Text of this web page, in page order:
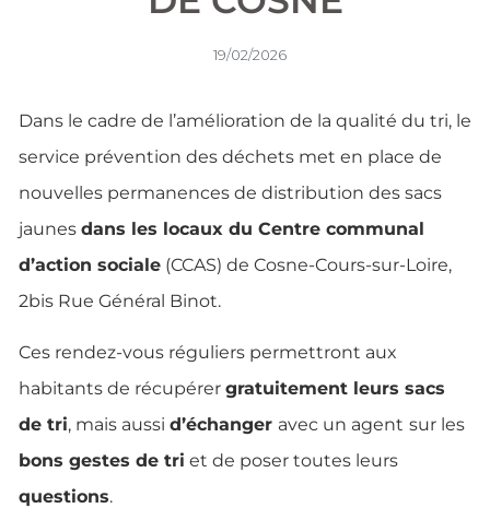
19/02/2026
Dans le cadre de l’amélioration de la qualité du tri, le
service prévention des déchets met en place de
nouvelles permanences de distribution des sacs
jaunes dans les locaux du Centre communal
d’action sociale (CCAS) de Cosne-Cours-sur-Loire,
2bis Rue Général Binot.
Ces rendez-vous réguliers permettront aux
habitants de récupérer gratuitement leurs sacs
de tri, mais aussi d’échanger avec un agent sur les
bons gestes de tri et de poser toutes leurs
questions.